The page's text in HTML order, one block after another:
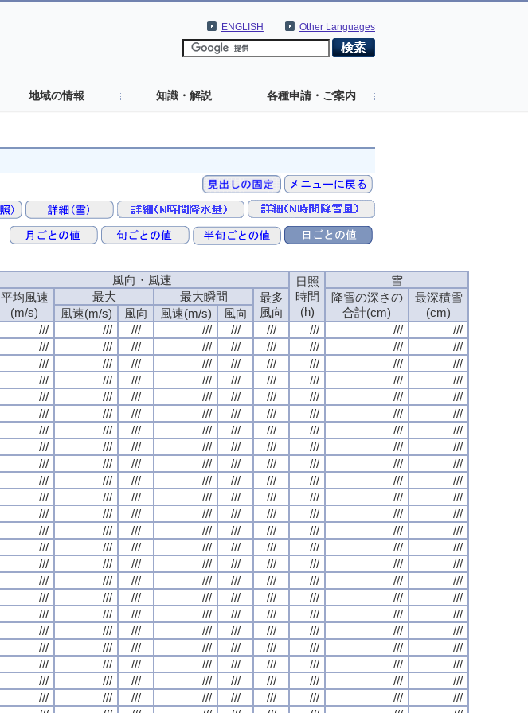
Other Languages
ENGLISH
地域の情報 知識・解説 各種申請・ご案内
風向・風速
日照
時間
(h)
雪
平均風速
(m/s)
最大 最大瞬間
最多
風向
降雪の深さの
合計(cm)
最深積雪
(cm)
風速(m/s) 風向 風速(m/s)
風向
/// /// /// /// /// /// /// ///
///
/// /// /// /// /// /// /// ///
///
/// /// /// /// /// /// /// ///
///
/// /// /// /// /// /// /// ///
///
/// /// /// /// /// /// /// ///
///
/// /// /// /// /// /// /// ///
///
/// /// /// /// /// /// /// ///
///
/// /// /// /// /// /// /// ///
///
/// /// /// /// /// /// /// ///
///
/// /// /// /// /// /// /// ///
///
/// /// /// /// /// /// /// ///
///
/// /// /// /// /// /// /// ///
///
/// /// /// /// /// /// /// ///
///
/// /// /// /// /// /// /// ///
///
/// /// /// /// /// /// /// ///
///
/// /// /// /// /// /// /// ///
///
/// /// /// /// /// /// /// ///
///
/// /// /// /// /// /// /// ///
///
/// /// /// /// /// /// /// ///
///
/// /// /// /// /// /// /// ///
///
/// /// /// /// /// /// /// ///
///
/// /// /// /// /// /// /// ///
///
/// /// /// /// /// /// /// ///
///